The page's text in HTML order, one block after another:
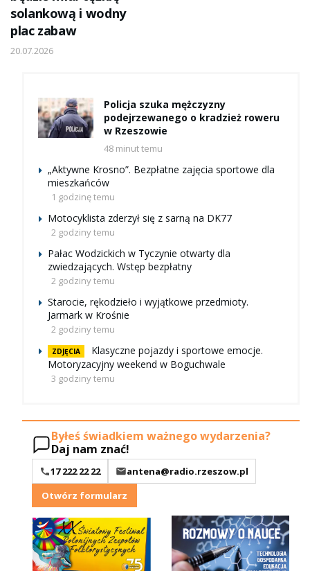
solankową i wodny
plac zabaw
20.07.2026
Policja szuka mężczyzny
podejrzewanego o kradzież roweru
w Rzeszowie
48 minut temu
„Aktywne Krosno”. Bezpłatne zajęcia sportowe dla
mieszkańców
1 godzinę temu
Motocyklista zderzył się z sarną na DK77
2 godziny temu
Pałac Wodzickich w Tyczynie otwarty dla
zwiedzających. Wstęp bezpłatny
2 godziny temu
Starocie, rękodzieło i wyjątkowe przedmioty.
Jarmark w Krośnie
2 godziny temu
ZDJĘCIA
Klasyczne pojazdy i sportowe emocje.
Motoryzacyjny weekend w Boguchwale
3 godziny temu
Byłeś świadkiem ważnego wydarzenia?
Daj nam znać!
17 222 22 22
antena@radio.rzeszow.pl
Otwórz formularz